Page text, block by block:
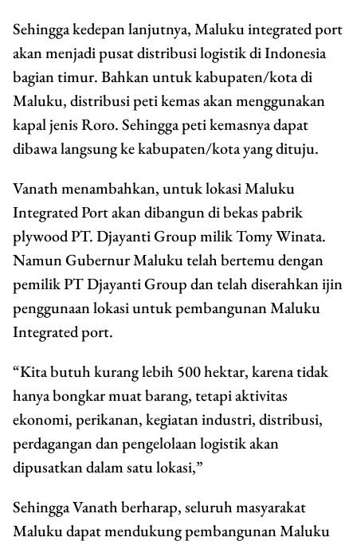
Sehingga kedepan lanjutnya, Maluku integrated port
akan menjadi pusat distribusi logistik di Indonesia
bagian timur. Bahkan untuk kabupaten/kota di
Maluku, distribusi peti kemas akan menggunakan
kapal jenis Roro. Sehingga peti kemasnya dapat
dibawa langsung ke kabupaten/kota yang dituju.
Vanath menambahkan, untuk lokasi Maluku
Integrated Port akan dibangun di bekas pabrik
plywood PT. Djayanti Group milik Tomy Winata.
Namun Gubernur Maluku telah bertemu dengan
pemilik PT Djayanti Group dan telah diserahkan ijin
penggunaan lokasi untuk pembangunan Maluku
Integrated port.
“Kita butuh kurang lebih 500 hektar, karena tidak
hanya bongkar muat barang, tetapi aktivitas
ekonomi, perikanan, kegiatan industri, distribusi,
perdagangan dan pengelolaan logistik akan
dipusatkan dalam satu lokasi,”
Sehingga Vanath berharap, seluruh masyarakat
Maluku dapat mendukung pembangunan Maluku